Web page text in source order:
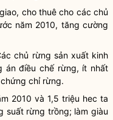
cho thuê cho các chủ
năm 2010, tăng cường
chủ rừng sản xuất kinh
án điều chế rừng, ít nhất
chỉ rừng.
2010 và 1,5 triệu hec ta
suất rừng trồng; làm giàu